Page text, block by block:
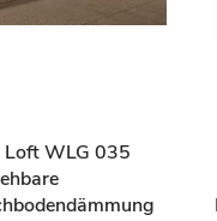
Loft WLG 035